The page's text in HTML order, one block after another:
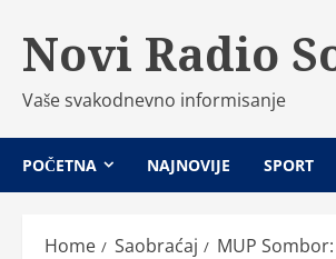
content
Novi Radio
Vaše svakodnevno informisanje
POČETNA NAJNOVIJE SPORT
Home Saobraćaj MUP